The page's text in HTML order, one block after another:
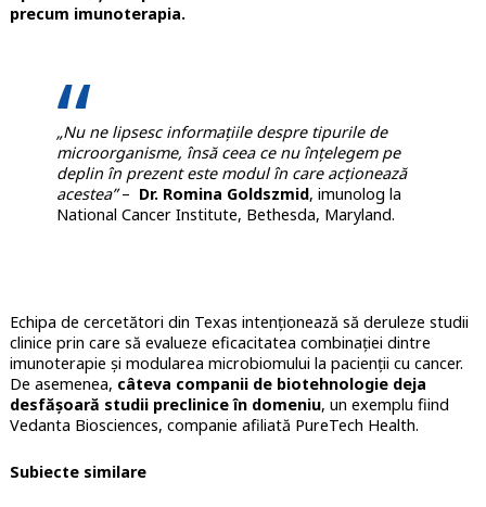
precum imunoterapia.
„Nu ne lipsesc informațiile despre tipurile de
microorganisme, însă ceea ce nu înțelegem pe
deplin în prezent este modul în care acționează
acestea”– Dr. Romina Goldszmid, imunolog la
National Cancer Institute, Bethesda, Maryland.
Echipa de cercetători din Texas intenționează să deruleze studii
clinice prin care să evalueze eficacitatea combinației dintre
imunoterapie și modularea microbiomului la pacienții cu cancer.
De asemenea, câteva companii de biotehnologie deja
desfășoară studii preclinice în domeniu, un exemplu fiind
Vedanta Biosciences, companie afiliată PureTech Health.
Subiecte similare